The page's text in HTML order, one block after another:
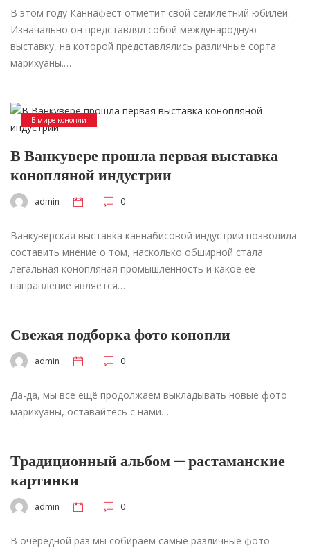
В этом году Каннафест отметит свой семилетний юбилей.
Изначально он представлял собой международную
выставку, на которой представлялись различные сорта
марихуаны.…
В мире конопли
В Ванкувере прошла первая выставка
конопляной индустрии
admin 0
Ванкуверская выставка каннабисовой индустрии позволила
составить мнение о том, насколько обширной стала
легальная конопляная промышленность и какое ее
направление является…
Свежая подборка фото конопли
admin 0
Да-да, мы все ещё продолжаем выкладывать новые фото
марихуаны, оставайтесь с нами…
Традиционный альбом — растаманские
картинки
admin 0
В очередной раз мы собираем самые различные фото